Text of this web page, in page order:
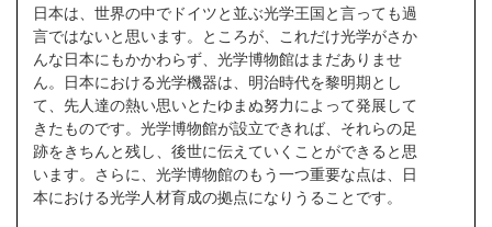
日本は、世界の中でドイツと並ぶ光学王国と言っても過
言ではないと思います。ところが、これだけ光学がさか
んな日本にもかかわらず、光学博物館はまだありませ
ん。日本における光学機器は、明治時代を黎明期とし
て、先人達の熱い思いとたゆまぬ努力によって発展して
きたものです。光学博物館が設立できれば、それらの足
跡をきちんと残し、後世に伝えていくことができると思
います。さらに、光学博物館のもう一つ重要な点は、日
本における光学人材育成の拠点になりうることです。